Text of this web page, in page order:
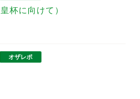
杯に向けて）
オザレポ